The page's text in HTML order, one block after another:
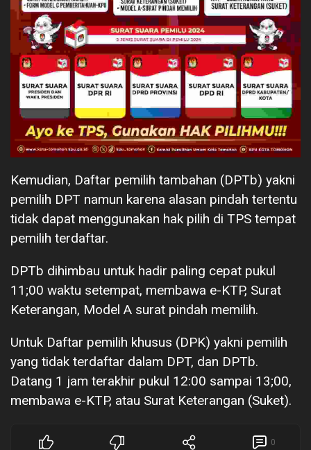
Kemudian, Daftar pemilih tambahan (DPTb) yakni
pemilih DPT namun karena alasan pindah tertentu
tidak dapat menggunakan hak pilih di TPS tempat
pemilih terdaftar.
DPTb dihimbau untuk hadir paling cepat pukul
11;00 waktu setempat, membawa e-KTP, Surat
Keterangan, Model A surat pindah memilih.
Untuk Daftar pemilih khusus (DPK) yakni pemilih
yang tidak terdaftar dalam DPT, dan DPTb.
Datang 1 jam terakhir pukul 12:00 sampai 13;00,
membawa e-KTP, atau Surat Keterangan (Suket).
0